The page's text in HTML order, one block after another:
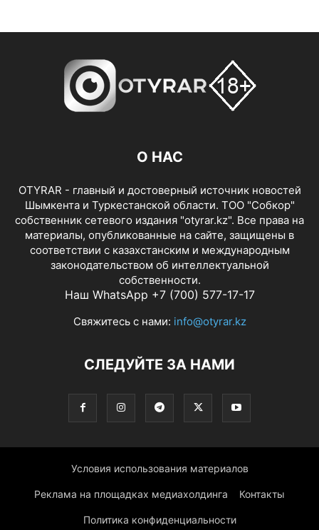
О НАС
OTYRAR - главный и достоверный источник новостей
Шымкента и Туркестанской области. ТОО "Собкор"
собственник сетевого издания "otyrar.kz". Все права на
материалы, опубликованные на сайте, защищены в
соответствии с казахстанским и международным
законодательством об интеллектуальной
собственности.
Наш WhatsApp +7 (700) 577-17-17
Свяжитесь с нами: info@otyrar.kz
СЛЕДУЙТЕ ЗА НАМИ
Условия использования материалов
Реклама на площадках медиахолдинга Контакты
Политика конфиденциальности